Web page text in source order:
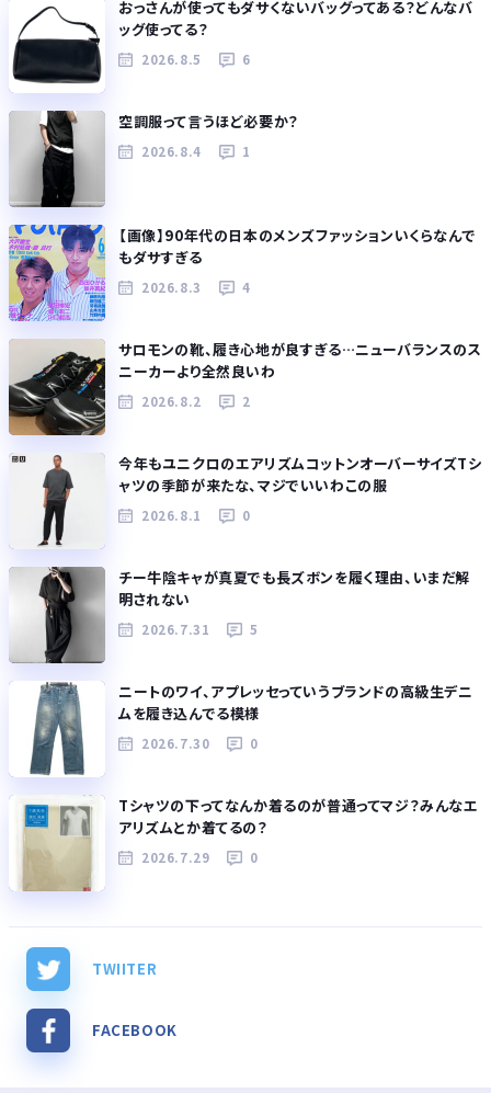
おっさんが使ってもダサくないバッグってある？どんなバ
ッグ使ってる？
2026.8.5 6
空調服って言うほど必要か？
2026.8.4 1
【画像】90年代の日本のメンズファッションいくらなんで
もダサすぎる
2026.8.3 4
サロモンの靴、履き心地が良すぎる…ニューバランスのス
ニーカーより全然良いわ
2026.8.2 2
今年もユニクロのエアリズムコットンオーバーサイズTシ
ャツの季節が来たな、マジでいいわこの服
2026.8.1 0
チー牛陰キャが真夏でも長ズボンを履く理由、いまだ解
明されない
2026.7.31 5
ニートのワイ、アプレッセっていうブランドの高級生デニ
ムを履き込んでる模様
2026.7.30 0
Tシャツの下ってなんか着るのが普通ってマジ？みんなエ
アリズムとか着てるの？
2026.7.29 0
TWIITER
FACEBOOK